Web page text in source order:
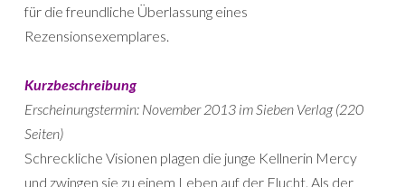
für die freundliche Überlassung eines
Rezensionsexemplares.
Kurzbeschreibung
Erscheinungstermin: November 2013 im Sieben Verlag (220
Seiten)
Schreckliche Visionen plagen die junge Kellnerin Mercy
und zwingen sie zu einem Leben auf der Flucht. Als der